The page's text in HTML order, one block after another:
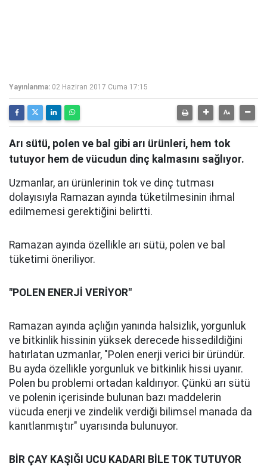
Yayınlanma: 02 Haziran 2017 Cuma 17:15
Arı sütü, polen ve bal gibi arı ürünleri, hem tok
tutuyor hem de vücudun dinç kalmasını sağlıyor.
Uzmanlar, arı ürünlerinin tok ve dinç tutması
dolayısıyla Ramazan ayında tüketilmesinin ihmal
edilmemesi gerektiğini belirtti.
Ramazan ayında özellikle arı sütü, polen ve bal
tüketimi öneriliyor.
"POLEN ENERJİ VERİYOR"
Ramazan ayında açlığın yanında halsizlik, yorgunluk
ve bitkinlik hissinin yüksek derecede hissedildiğini
hatırlatan uzmanlar, "Polen enerji verici bir üründür.
Bu ayda özellikle yorgunluk ve bitkinlik hissi uyanır.
Polen bu problemi ortadan kaldırıyor. Çünkü arı sütü
ve polenin içerisinde bulunan bazı maddelerin
vücuda enerji ve zindelik verdiği bilimsel manada da
kanıtlanmıştır" uyarısında bulunuyor.
BİR ÇAY KAŞIĞI UCU KADARI BİLE TOK TUTUYOR